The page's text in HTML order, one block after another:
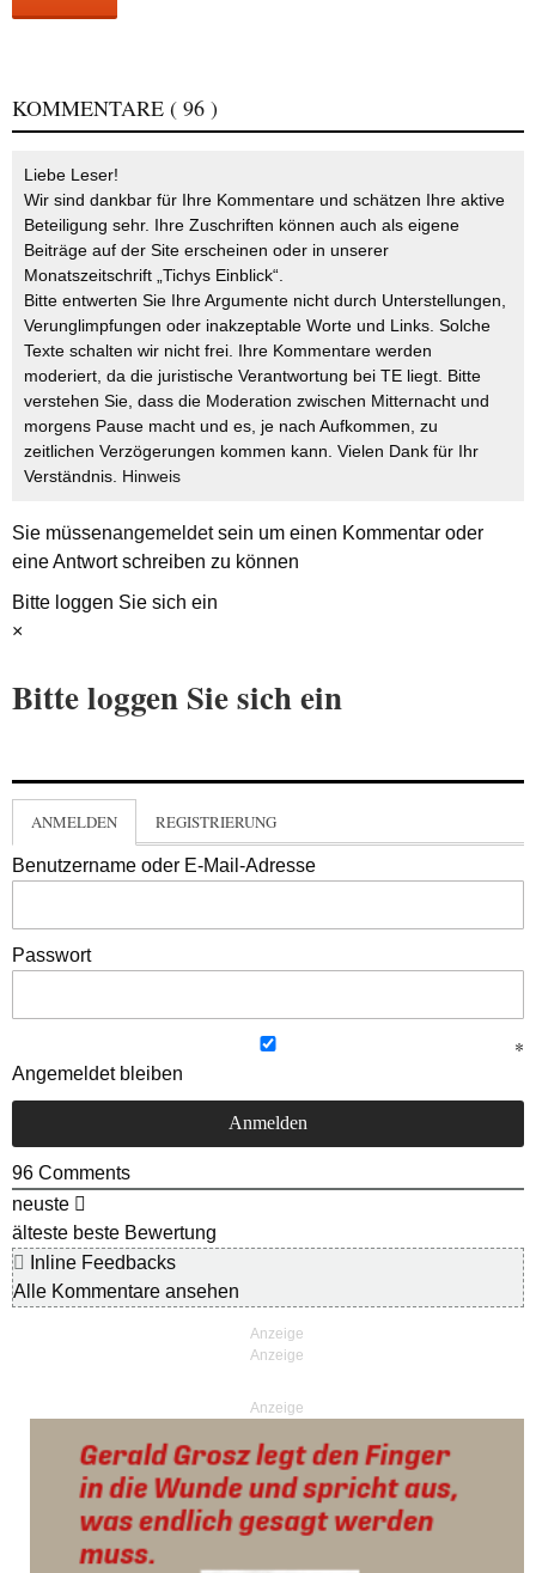
KOMMENTARE ( 96 )
Liebe Leser!
Wir sind dankbar für Ihre Kommentare und schätzen Ihre aktive
Beteiligung sehr. Ihre Zuschriften können auch als eigene
Beiträge auf der Site erscheinen oder in unserer
Monatszeitschrift „Tichys Einblick“.
Bitte entwerten Sie Ihre Argumente nicht durch Unterstellungen,
Verunglimpfungen oder inakzeptable Worte und Links. Solche
Texte schalten wir nicht frei. Ihre Kommentare werden
moderiert, da die juristische Verantwortung bei TE liegt. Bitte
verstehen Sie, dass die Moderation zwischen Mitternacht und
morgens Pause macht und es, je nach Aufkommen, zu
zeitlichen Verzögerungen kommen kann. Vielen Dank für Ihr
Verständnis. Hinweis
Sie müssenangemeldetsein um einen Kommentar oder
eine Antwort schreiben zu können
Bitte loggen Sie sich ein
×
Bitte loggen Sie sich ein
ANMELDEN REGISTRIERUNG
Benutzername oder E-Mail-Adresse
Passwort
Angemeldet bleiben
96 Comments
neuste
älteste beste Bewertung
Inline Feedbacks
Alle Kommentare ansehen
Anzeige